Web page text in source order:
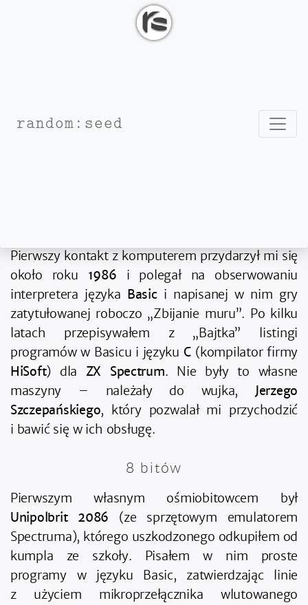
random:seed
Pierwszy kontakt z komputerem przydarzył mi się
około roku 1986 i polegał na obserwowaniu
interpretera języka Basici napisanej w nim gry
zatytułowanej roboczo „Zbijanie muru”. Po kilku
latach przepisywałem z „Bajtka” listingi
programów w Basicu i języku C (kompilator firmy
HiSoft) dla ZX Spectrum. Nie były to własne
maszyny – należały do wujka, Jerzego
Szczepańskiego, który pozwalał mi przychodzić
i bawić się w ich obsługę.
8 bitów
Pierwszym własnym ośmiobitowcem był
Unipolbrit 2086 (ze sprzętowym emulatorem
Spectruma), którego uszkodzonego odkupiłem od
kumpla ze szkoły. Pisałem w nim proste
programy w języku Basic, zatwierdzając linie
z użyciem mikroprzełącznika wlutowanego